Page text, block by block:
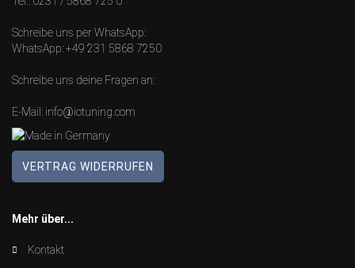
Schreibe uns per WhatsApp:
WhatsApp:+49 231 5868 7250
Schreibe uns deine Fragen an:
E-Mail: info@iotuning.com
VERTRAG WIDERRUFEN
Mehr über...
Kontakt